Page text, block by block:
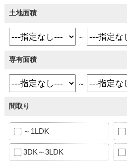
土地面積
～
専有面積
～
間取り
～1LDK
3DK～3LDK